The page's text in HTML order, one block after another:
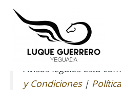
contenido
Avisos legales está
y Condiciones|